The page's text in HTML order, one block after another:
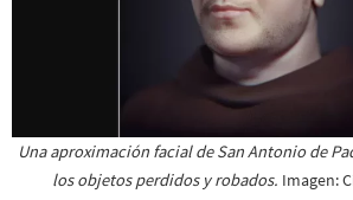
Una aproximación facial de San Antonio de
los objetos perdidos y robados. Imagen: